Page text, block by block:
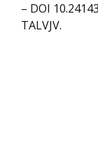
– DOI
TALVJV.